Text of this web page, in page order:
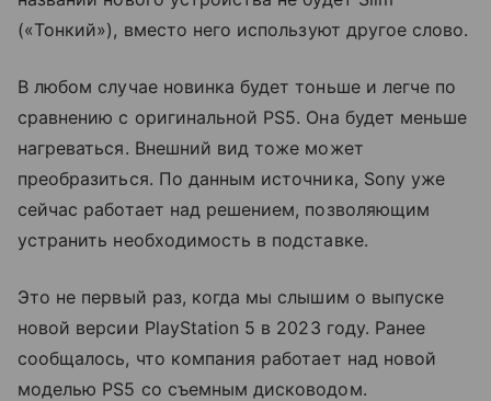
(«Тонкий»), вместо него используют другое слово.
В любом случае новинка будет тоньше и легче по
сравнению с оригинальной PS5. Она будет меньше
нагреваться. Внешний вид тоже может
преобразиться. По данным источника, Sony уже
сейчас работает над решением, позволяющим
устранить необходимость в подставке.
Это не первый раз, когда мы слышим о выпуске
новой версии PlayStation 5 в 2023 году. Ранее
сообщалось, что компания работает над новой
моделью PS5 со съемным дисководом.